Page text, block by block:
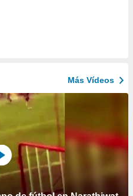
Más Vídeos